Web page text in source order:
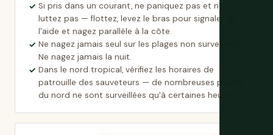
Si pris dans un courant, ne paniquez pas et ne
luttez pas — flottez, levez le bras pour signaler de
l'aide et nagez parallèle à la côte.
Ne nagez jamais seul sur les plages non surveillées.
Ne nagez jamais la nuit.
Dans le nord tropical, vérifiez les horaires de
patrouille des sauveteurs — de nombreuses plages
du nord ne sont surveillées qu'à certaines heures.